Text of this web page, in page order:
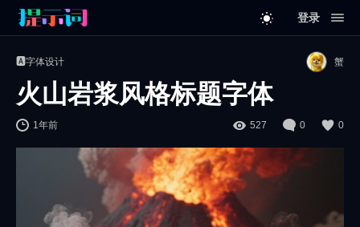
登录
🅰️字体设计 蟹
火山岩浆风格标题字体
1年前 527 0 0